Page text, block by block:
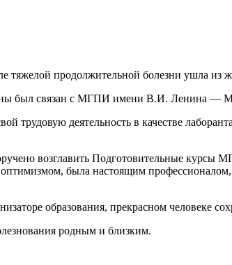
тяжелой продолжительной болезни ушла
был связан с МГПИ имени В.И. Ленина —
трудовую деятельность в качестве
возглавить Подготовительные
была настоящим
образования, прекрасном человеке
родным и близким.